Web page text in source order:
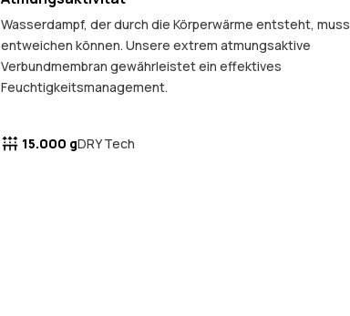
Wasserdampf, der durch die Körperwärme entsteht, muss
entweichen können. Unsere extrem atmungsaktive
Verbundmembran gewährleistet ein effektives
Feuchtigkeitsmanagement.
15.000 gDRY Tech